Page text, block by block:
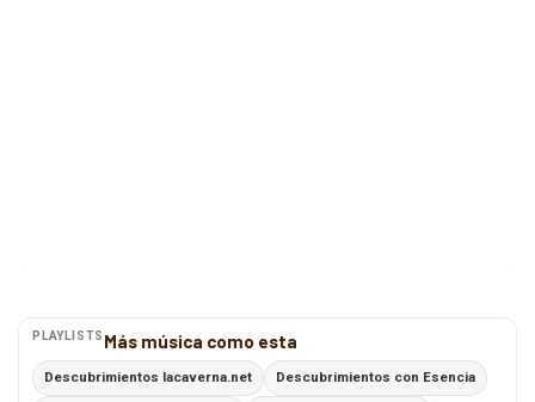
PLAYLISTS Más música como esta
Descubrimientos lacaverna.net Descubrimientos con Esencia